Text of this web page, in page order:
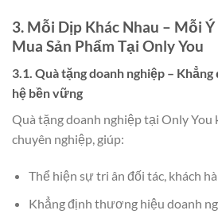
3. Mỗi Dịp Khác Nhau – Mỗi
Mua Sản Phẩm Tại Only You
3.1. Quà tặng doanh nghiệp –
hệ bền vững
Quà tặng doanh nghiệp tại Only You
chuyên nghiệp, giúp:
Thể hiện sự tri ân đối tác, khách
Khẳng định thương hiệu doanh